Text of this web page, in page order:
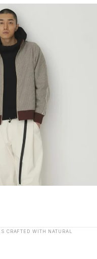
CRAFTED WITH NATURAL